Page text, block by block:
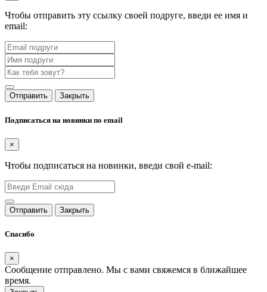
Чтобы отправить эту ссылку своей подруге, введи ее имя и
email:
Отправить Закрыть
Подписаться на новинки по email
×
Чтобы подписаться на новинки, введи свой e-mail:
Отправить Закрыть
Спасибо
×
Сообщение отправлено. Мы с вами свяжемся в ближайшее
время.